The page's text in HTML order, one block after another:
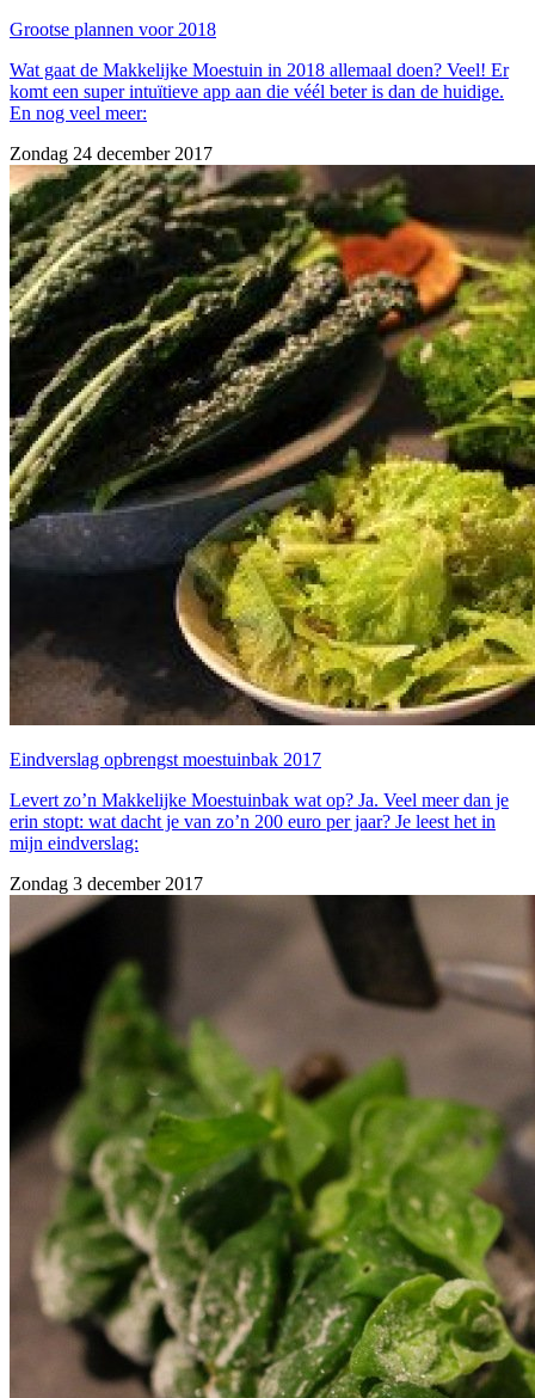
Grootse plannen voor 2018
Wat gaat de Makkelijke Moestuin in 2018 allemaal doen? Veel! Er
komt een super intuïtieve app aan die véél beter is dan de huidige.
En nog veel meer:
Zondag 24 december 2017
Eindverslag opbrengst moestuinbak 2017
Levert zo’n Makkelijke Moestuinbak wat op? Ja. Veel meer dan je
erin stopt: wat dacht je van zo’n 200 euro per jaar? Je leest het in
mijn eindverslag:
Zondag 3 december 2017